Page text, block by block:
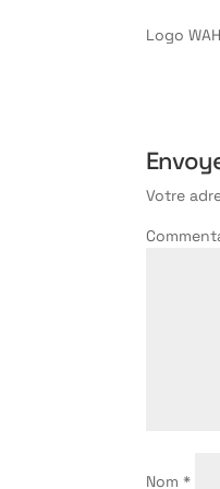
Logo
Votre
Nom*